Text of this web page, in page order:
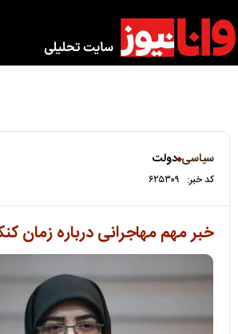
سیاسی دولت
کد خبر: ۶۲۵۳۰۹
خبر مهم مهاجرانی درباره زمان